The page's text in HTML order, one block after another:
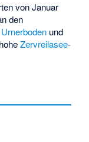
von Januar
den
Urnerboden und
Zervreilasee-